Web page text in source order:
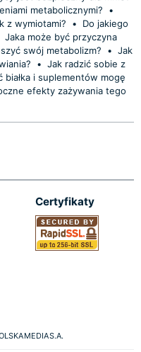
metabolicznymi?
•
z wymiotami?
•
Do jakiego
Jaka może być przyczyna
swój metabolizm? • Jak
• Jak radzić sobie z
białka i suplementów mogę
efekty zażywania tego
Certyfikaty
MEDIA S.A.